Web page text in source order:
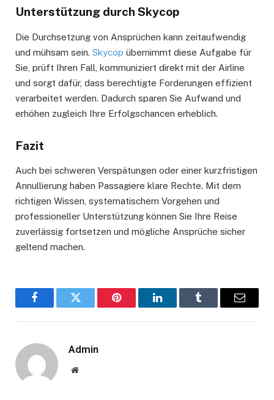
Unterstützung durch Skycop
Die Durchsetzung von Ansprüchen kann zeitaufwendig
und mühsam sein. Skycop übernimmt diese Aufgabe für
Sie, prüft Ihren Fall, kommuniziert direkt mit der Airline
und sorgt dafür, dass berechtigte Forderungen effizient
verarbeitet werden. Dadurch sparen Sie Aufwand und
erhöhen zugleich Ihre Erfolgschancen erheblich.
Fazit
Auch bei schweren Verspätungen oder einer kurzfristigen
Annullierung haben Passagiere klare Rechte. Mit dem
richtigen Wissen, systematischem Vorgehen und
professioneller Unterstützung können Sie Ihre Reise
zuverlässig fortsetzen und mögliche Ansprüche sicher
geltend machen.
FacebookTwitter Pinterest LinkedInTumblr Email
Admin
Website